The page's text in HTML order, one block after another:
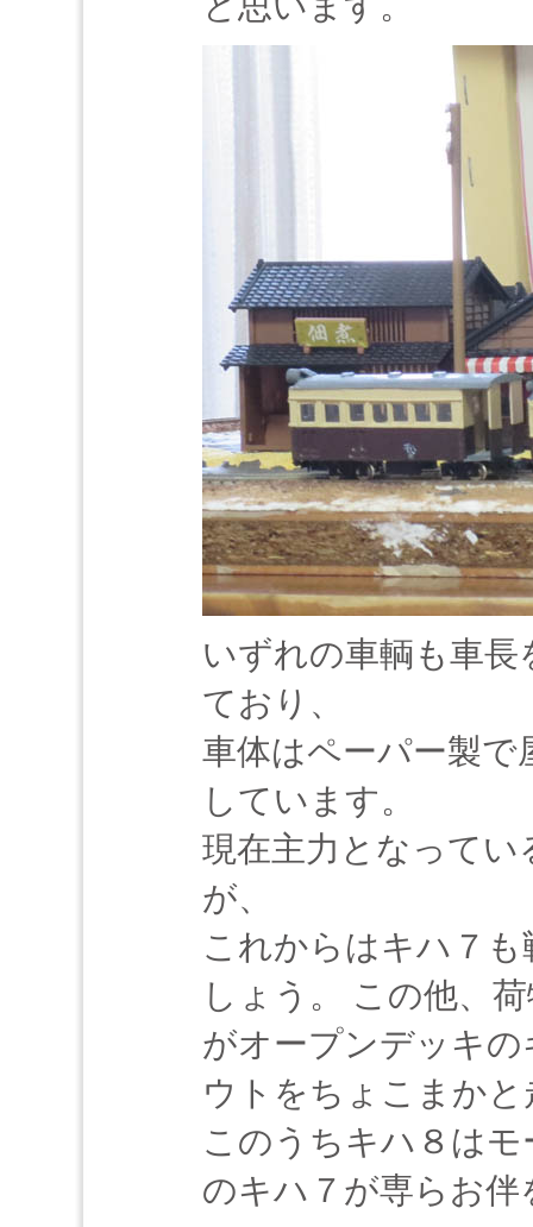
いずれの車輌も車長
ており、
車体はペーパー製で
しています。
現在主力となって
が、
これからはキハ７
しょう。 この他、
がオープンデッキ
ウトをちょこまか
このうちキハ８は
のキハ７が専らお